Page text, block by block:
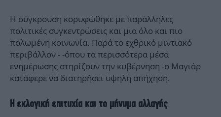
Η σύγκρουση κορυφώθηκε με παράλληλες
πολιτικές συγκεντρώσεις και μια όλο και πιο
πολωμένη κοινωνία. Παρά το εχθρικό μιντιακό
περιβάλλον - -όπου τα περισσότερα μέσα
ενημέρωσης στηρίζουν την κυβέρνηση -ο Μαγιάρ
κατάφερε να διατηρήσει υψηλή απήχηση.
Η εκλογική επιτυχία και το μήνυμα αλλαγής